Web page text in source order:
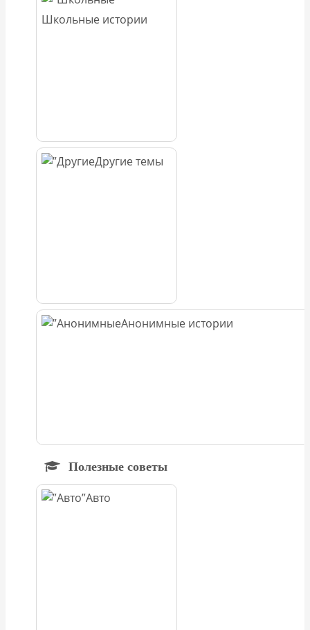
Школьные истории
Другие темы
Анонимные истории
Полезные советы
Авто